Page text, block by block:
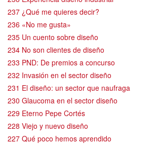
237 ¿Qué me quieres decir?
236 «No me gusta»
235 Un cuento sobre diseño
234 No son clientes de diseño
233 PND: De premios a concurso
232 Invasión en el sector diseño
231 El diseño: un sector que naufraga
230 Glaucoma en el sector diseño
229 Eterno Pepe Cortés
228 Viejo y nuevo diseño
227 Qué poco hemos aprendido